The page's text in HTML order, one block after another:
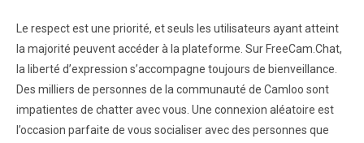
Le respect est une priorité, et seuls les utilisateurs ayant atteint
la majorité peuvent accéder à la plateforme. Sur FreeCam.Chat,
la liberté d’expression s’accompagne toujours de bienveillance.
Des milliers de personnes de la communauté de Camloo sont
impatientes de chatter avec vous. Une connexion aléatoire est
l’occasion parfaite de vous socialiser avec des personnes que